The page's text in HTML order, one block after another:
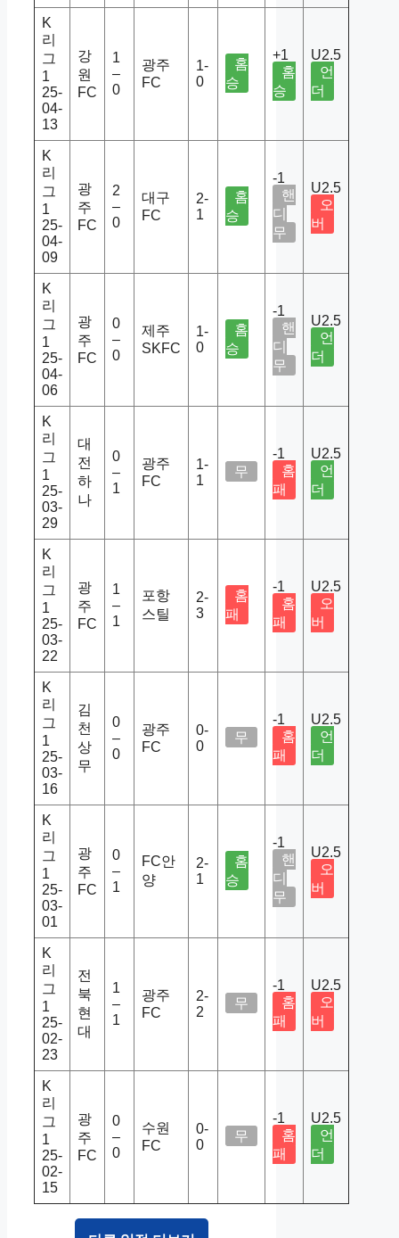
K
리
그
1
25-
04-
13
강
원
FC
1
–
0
광주
FC
1-
0
홈
승
+1
홈
승
U2.5
언
더
K
리
그
1
25-
04-
09
광
주
FC
2
–
0
대구
FC
2-
1
홈
승
-1
핸
디
무
U2.5
오
버
K
리
그
1
25-
04-
06
광
주
FC
0
–
0
제주
SKFC
1-
0
홈
승
-1
핸
디
무
U2.5
언
더
K
리
그
1
25-
03-
29
대
전
하
나
0
–
1
광주
FC
1-
1
무
-1
홈
패
U2.5
언
더
K
리
그
1
25-
03-
22
광
주
FC
1
–
1
포항
스틸
2-
3
홈
패
-1
홈
패
U2.5
오
버
K
리
그
1
25-
03-
16
김
천
상
무
0
–
0
광주
FC
0-
0
무
-1
홈
패
U2.5
언
더
K
리
그
1
25-
03-
01
광
주
FC
0
–
1
FC안
양
2-
1
홈
승
-1
핸
디
무
U2.5
오
버
K
리
그
1
25-
02-
23
전
북
현
대
1
–
1
광주
FC
2-
2
무
-1
홈
패
U2.5
오
버
K
리
그
1
25-
02-
15
광
주
FC
0
–
0
수원
FC
0-
0
무
-1
홈
패
U2.5
언
더